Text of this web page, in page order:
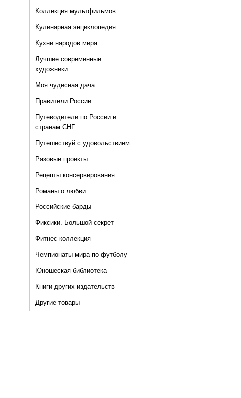
Коллекция мультфильмов
Кулинарная энциклопедия
Кухни народов мира
Лучшие современные
художники
Моя чудесная дача
Правители России
Путеводители по России и
странам СНГ
Путешествуй с удовольствием
Разовые проекты
Рецепты консервирования
Романы о любви
Российские барды
Фиксики. Большой секрет
Фитнес коллекция
Чемпионаты мира по футболу
Юношеская библиотека
Книги других издательств
Другие товары